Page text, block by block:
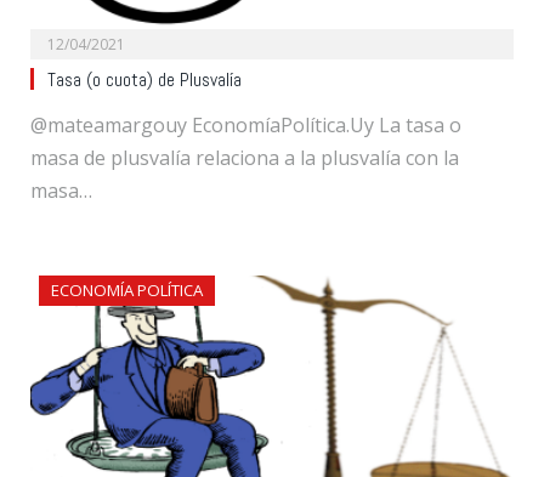
12/04/2021
Tasa (o cuota) de Plusvalía
@mateamargouy EconomíaPolítica.Uy La tasa o
masa de plusvalía relaciona a la plusvalía con la
masa…
ECONOMÍA POLÍTICA